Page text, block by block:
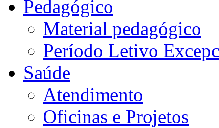
Pedagógico
Material pedagógico
Período Letivo
Saúde
Atendimento
Oficinas e Projetos